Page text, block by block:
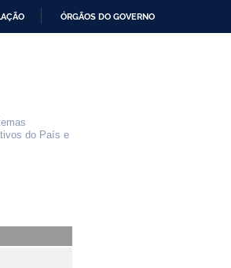
ÓRGÃOS DO GOVERNO
do País e